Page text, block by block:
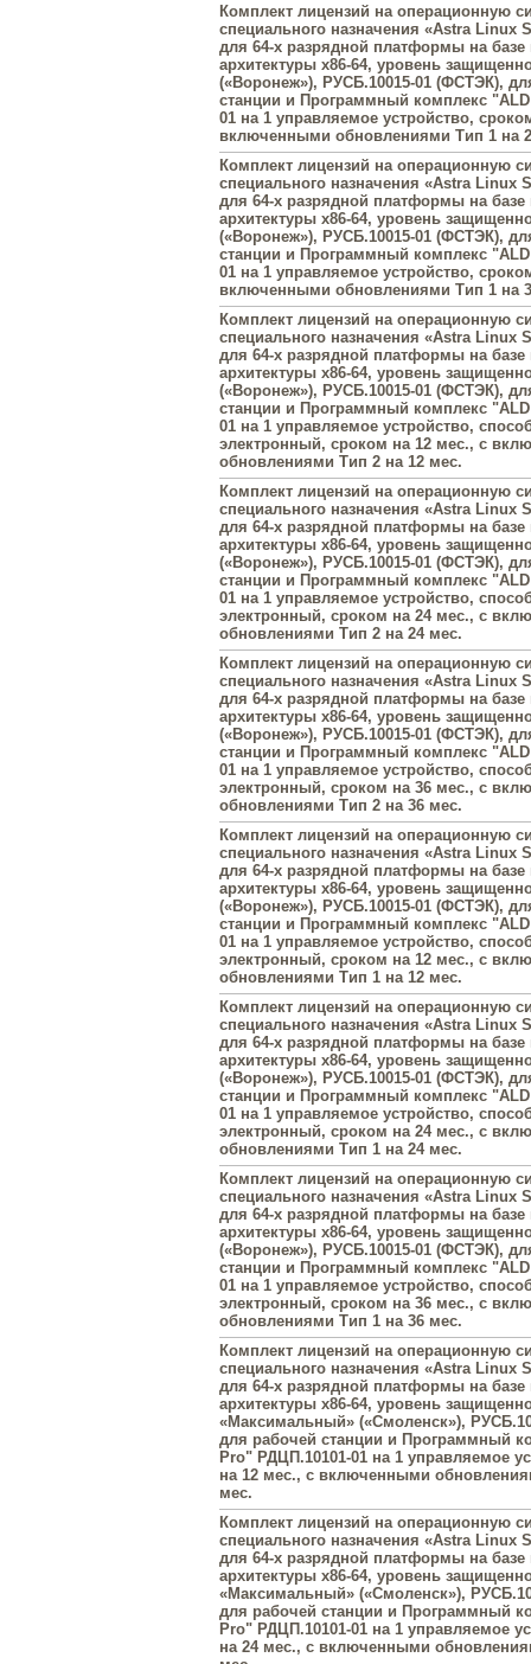
Комплект лицензий на операционную
специального назначения «Astra Linux
для 64-х разрядной платформы на базе
архитектуры х86-64, уровень
(«Воронеж»), РУСБ.10015-01 (ФСТЭК),
станции и Программный комплекс
01 на 1 управляемое устройство,
включенными обновлениями Тип 1 на
Комплект лицензий на операционную
специального назначения «Astra Linux
для 64-х разрядной платформы на базе
архитектуры х86-64, уровень
(«Воронеж»), РУСБ.10015-01 (ФСТЭК),
станции и Программный комплекс
01 на 1 управляемое устройство,
включенными обновлениями Тип 1 на
Комплект лицензий на операционную
специального назначения «Astra Linux
для 64-х разрядной платформы на базе
архитектуры х86-64, уровень
(«Воронеж»), РУСБ.10015-01 (ФСТЭК),
станции и Программный комплекс
01 на 1 управляемое устройство,
электронный, сроком на 12 мес., с
обновлениями Тип 2 на 12 мес.
Комплект лицензий на операционную
специального назначения «Astra Linux
для 64-х разрядной платформы на базе
архитектуры х86-64, уровень
(«Воронеж»), РУСБ.10015-01 (ФСТЭК),
станции и Программный комплекс
01 на 1 управляемое устройство,
электронный, сроком на 24 мес., с
обновлениями Тип 2 на 24 мес.
Комплект лицензий на операционную
специального назначения «Astra Linux
для 64-х разрядной платформы на базе
архитектуры х86-64, уровень
(«Воронеж»), РУСБ.10015-01 (ФСТЭК),
станции и Программный комплекс
01 на 1 управляемое устройство,
электронный, сроком на 36 мес., с
обновлениями Тип 2 на 36 мес.
Комплект лицензий на операционную
специального назначения «Astra Linux
для 64-х разрядной платформы на базе
архитектуры х86-64, уровень
(«Воронеж»), РУСБ.10015-01 (ФСТЭК),
станции и Программный комплекс
01 на 1 управляемое устройство,
электронный, сроком на 12 мес., с
обновлениями Тип 1 на 12 мес.
Комплект лицензий на операционную
специального назначения «Astra Linux
для 64-х разрядной платформы на базе
архитектуры х86-64, уровень
(«Воронеж»), РУСБ.10015-01 (ФСТЭК),
станции и Программный комплекс
01 на 1 управляемое устройство,
электронный, сроком на 24 мес., с
обновлениями Тип 1 на 24 мес.
Комплект лицензий на операционную
специального назначения «Astra Linux
для 64-х разрядной платформы на базе
архитектуры х86-64, уровень
(«Воронеж»), РУСБ.10015-01 (ФСТЭК),
станции и Программный комплекс
01 на 1 управляемое устройство,
электронный, сроком на 36 мес., с
обновлениями Тип 1 на 36 мес.
Комплект лицензий на операционную
специального назначения «Astra Linux
для 64-х разрядной платформы на базе
архитектуры х86-64, уровень
«Максимальный» («Смоленск»),
для рабочей станции и Программный
Pro" РДЦП.10101-01 на 1 управляемое
на 12 мес., с включенными
мес.
Комплект лицензий на операционную
специального назначения «Astra Linux
для 64-х разрядной платформы на базе
архитектуры х86-64, уровень
«Максимальный» («Смоленск»),
для рабочей станции и Программный
Pro" РДЦП.10101-01 на 1 управляемое
на 24 мес., с включенными